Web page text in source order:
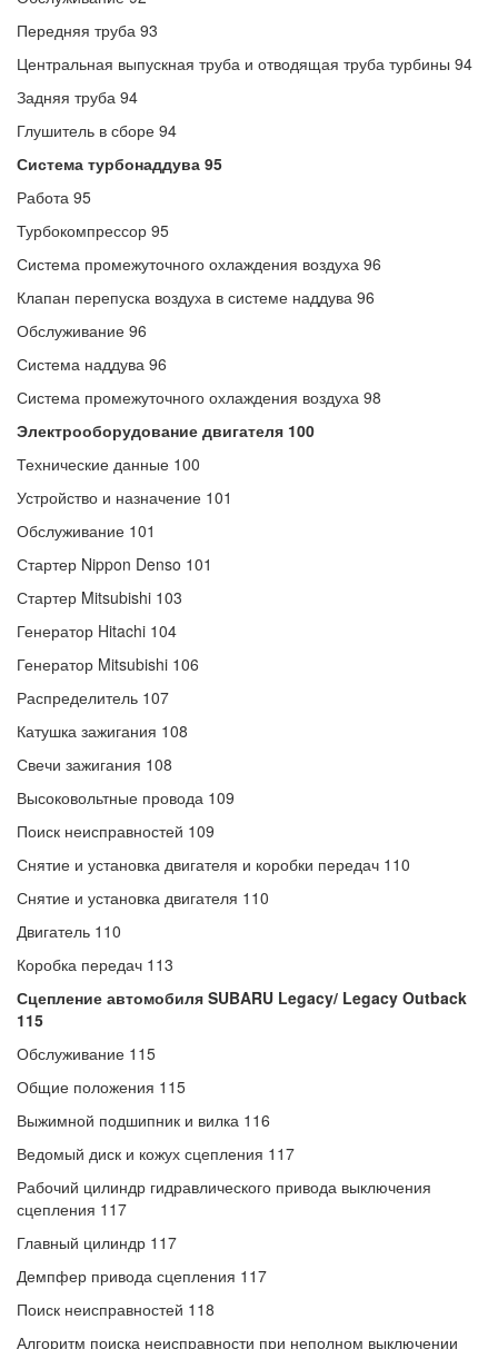
Передняя труба 93
Центральная выпускная труба и отводящая труба турбины 94
Задняя труба 94
Глушитель в сборе 94
Система турбонаддува 95
Работа 95
Турбокомпрессор 95
Система промежуточного охлаждения воздуха 96
Клапан перепуска воздуха в системе наддува 96
Обслуживание 96
Система наддува 96
Система промежуточного охлаждения воздуха 98
Электрооборудование двигателя 100
Технические данные 100
Устройство и назначение 101
Обслуживание 101
Стартер Nippon Denso 101
Стартер Mitsubishi 103
Генератор Hitachi 104
Генератор Mitsubishi 106
Распределитель 107
Катушка зажигания 108
Свечи зажигания 108
Высоковольтные провода 109
Поиск неисправностей 109
Снятие и установка двигателя и коробки передач 110
Снятие и установка двигателя 110
Двигатель 110
Коробка передач 113
Сцепление автомобиля SUBARU Legacy/ Legacy Outback
115
Обслуживание 115
Общие положения 115
Выжимной подшипник и вилка 116
Ведомый диск и кожух сцепления 117
Рабочий цилиндр гидравлического привода выключения
сцепления 117
Главный цилиндр 117
Демпфер привода сцепления 117
Поиск неисправностей 118
Алгоритм поиска неисправности при неполном выключении